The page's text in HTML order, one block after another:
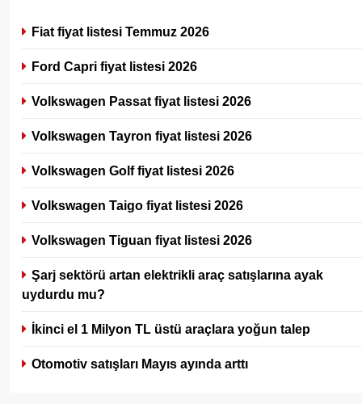
Fiat fiyat listesi Temmuz 2026
Ford Capri fiyat listesi 2026
Volkswagen Passat fiyat listesi 2026
Volkswagen Tayron fiyat listesi 2026
Volkswagen Golf fiyat listesi 2026
Volkswagen Taigo fiyat listesi 2026
Volkswagen Tiguan fiyat listesi 2026
Şarj sektörü artan elektrikli araç satışlarına ayak
uydurdu mu?
İkinci el 1 Milyon TL üstü araçlara yoğun talep
Otomotiv satışları Mayıs ayında arttı